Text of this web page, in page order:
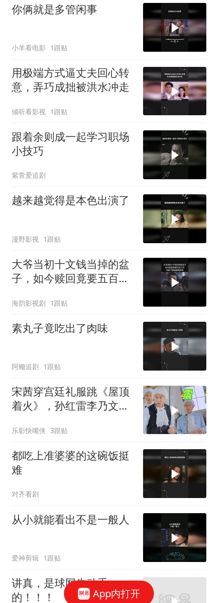
你俩就是多管闲事
小羊看电影 1跟贴
用极端方式逼丈夫回心转
意，弄巧成拙被洪水冲走
倾听看影视 1跟贴
跟着余则成一起学习职场
小技巧
紫萱爱追剧
越来越觉得是本色出演了
漫野影视 1跟贴
大爷当初十文钱当掉的盆
子，如今赎回竟要五百大
海韵影视剧 1跟贴
素丸子竟吃出了肉味
阿鳓追剧 1跟贴
宋茜穿宫廷礼服跳《屋顶
着火》，孙红雷李乃文当
情包全网疯传！
乐影快嘴侠 3跟贴
都吃上准婆婆的这碗饭挺
难
对齐看剧
从小就能看出不是一般人
爱神剪辑 1跟贴
讲真，是球网先动手
的！！！
App内打开